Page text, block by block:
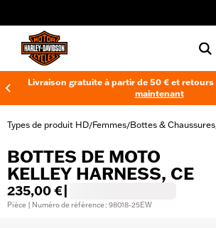
Livraison gratuite à partir de 50 € et
maintenant
Types de produit HD/Femmes/Bottes & Chaussures
BOTTES DE MOTO
KELLEY HARNESS, CE
235,00 €
Pièce | Numéro de référence : 98018-25EW